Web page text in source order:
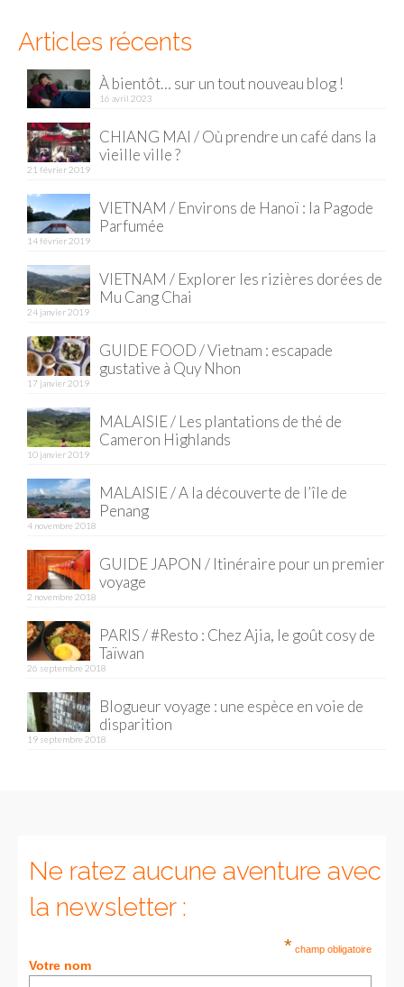
Hanoi
Mai Chau
Mu Cang Chai
Quy Nhon
EUROPE
France
Paris
Saint-Malo
Vendée
Berlin
Danemark
Portugal
ALLEMAGNE
– Berlin
Articles récents
À bientôt… sur un tout nouveau blog !
16 avril 2023
CHIANG MAI / Où prendre un café dans la
vieille ville ?
21 février 2019
VIETNAM / Environs de Hanoï : la Pagode
Parfumée
14 février 2019
VIETNAM / Explorer les rizières dorées de
Mu Cang Chai
24 janvier 2019
GUIDE FOOD / Vietnam : escapade
gustative à Quy Nhon
17 janvier 2019
MALAISIE / Les plantations de thé de
Cameron Highlands
10 janvier 2019
MALAISIE / A la découverte de l’île de
Penang
4 novembre 2018
GUIDE JAPON / Itinéraire pour un premier
voyage
2 novembre 2018
PARIS / #Resto : Chez Ajia, le goût cosy de
Taïwan
26 septembre 2018
Blogueur voyage : une espèce en voie de
disparition
19 septembre 2018
Ne ratez aucune aventure avec
la newsletter :
* champ obligatoire
Votre nom